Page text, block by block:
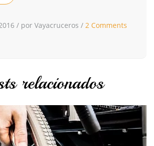
/ por Vayacruceros / 2 Comments
relacionados